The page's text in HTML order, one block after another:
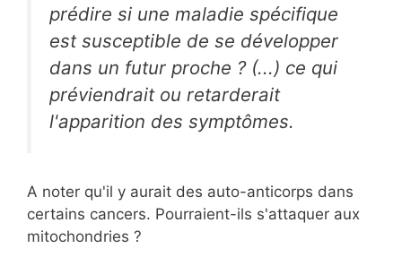
prédire si une maladie spécifique
est susceptible de se développer
dans un futur proche ? (...) ce qui
préviendrait ou retarderait
l'apparition des symptômes.
A noter qu'il y aurait des auto-anticorps dans
certains cancers. Pourraient-ils s'attaquer aux
mitochondries ?